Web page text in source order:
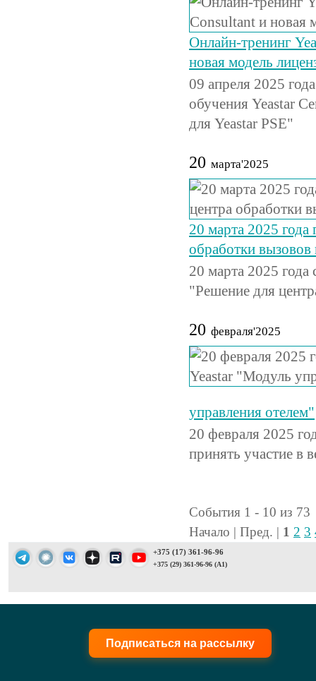
Онлайн-тренинг
новая модель
09 апреля 2025
обучения Yeastar
для Yeastar PSE"
20 марта'2025
20 марта 2025 года
обработки
20 марта 2025 года
"Решение для
20 февраля'2025
управления отелем"
20 февраля 2025
принять участие в
События 1 - 10 из 73
Начало | Пред. | 1 2 3
+375 (17) 361-96-96
+375 (29) 361-96-96 (A1)
Подписаться на рассылку